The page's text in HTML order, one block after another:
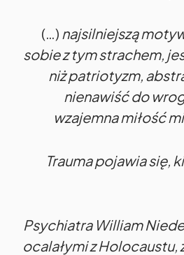
(…) najsilniejszą
sobie z tym strachem,
niż patriotyzm,
nienawiść do
wzajemna miłość
Trauma pojawia się,
Psychiatra William
ocalałymi z Holocaustu,